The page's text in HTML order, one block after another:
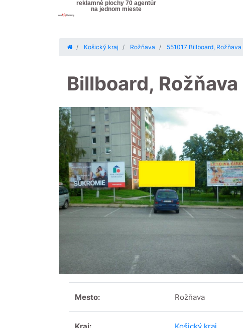
reklamné plochy 70 agentúr
na jednom mieste
Košický kraj Rožňava 551017 Billboard,
Billboard, Rožňava
Mesto: Rožňava